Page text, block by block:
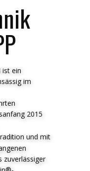
ein
im
2015
und mit
zuverlässiger